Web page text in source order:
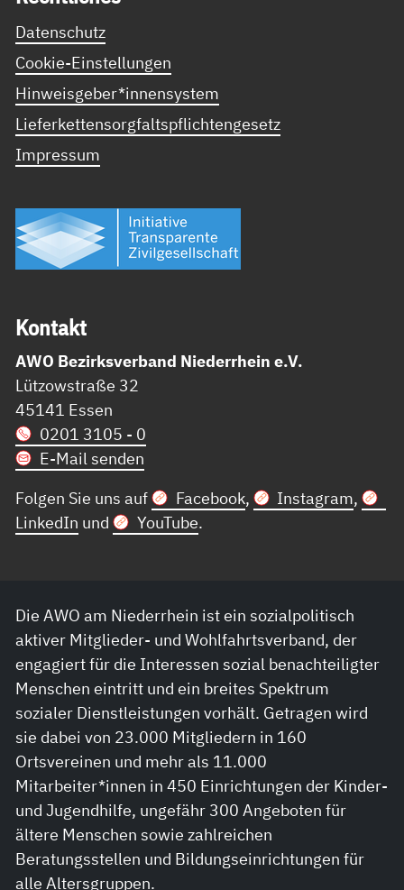
Datenschutz
Cookie-Einstellungen
Hinweisgeber*innensystem
Lieferkettensorgfaltspflichtengesetz
Impressum
Kon­takt
AWO Bezirksverband Niederrhein e.V.
Lützowstraße 32
45141 Essen
0201 3105 - 0
E-Mail senden
Folgen Sie uns auf
Facebook, Instagram,
LinkedIn und YouTube.
Die AWO am Niederrhein ist ein sozialpolitisch
aktiver Mitglieder- und Wohlfahrtsverband, der
engagiert für die Interessen sozial benachteiligter
Menschen eintritt und ein breites Spektrum
sozialer Dienstleistungen vorhält. Getragen wird
sie dabei von 23.000 Mitgliedern in 160
Ortsvereinen und mehr als 11.000
Mitarbeiter*innen in 450 Einrichtungen der Kinder-
und Jugendhilfe, ungefähr 300 Angeboten für
ältere Menschen sowie zahlreichen
Beratungsstellen und Bildungseinrichtungen für
alle Altersgruppen.